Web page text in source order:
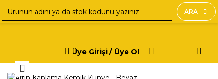
ARA
Üye Girişi / Üye Ol